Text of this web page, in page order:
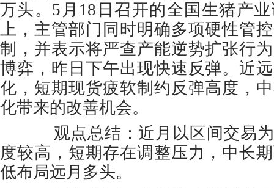
万头。5月18日召开的全国生猪产
上，主管部门同时明确多项硬性管
制，并表示将严查产能逆势扩张行
博弈，昨日下午出现快速反弹。近
化，短期现货疲软制约反弹高度，
化带来的改善机会。
观点总结：近月以区间交易为
度较高，短期存在调整压力，中长
低布局远月多头。